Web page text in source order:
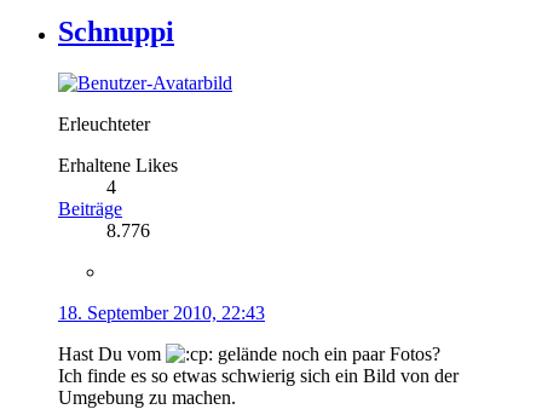
Schnuppi
Erleuchteter
Erhaltene Likes
4
Beiträge
8.776
18. September 2010, 22:43
Hast Du vom
gelände noch ein paar Fotos?
Ich finde es so etwas schwierig sich ein Bild von der
Umgebung zu machen.